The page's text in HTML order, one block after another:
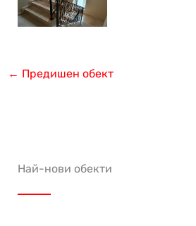
← Предишен обект
Най-нови обекти